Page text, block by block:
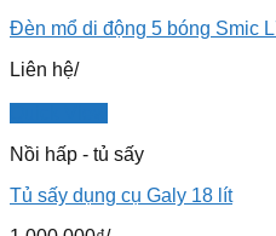
Đèn mổ di động 5 bóng Smic
Liên hệ/
Nồi hấp - tủ sấy
Tủ sấy dụng cụ Galy 18 lít